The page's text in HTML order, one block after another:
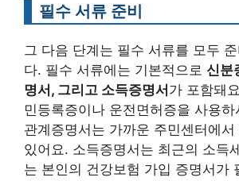
필수 서류 준비
그 다음 단계는 필수 서류를 모두
다. 필수 서류에는 기본적으로 신분
명서, 그리고 소득증명서 가 포함돼
민등록증이나 운전면허증을 사용
관계증명서는 가까운 주민센터에
있어요. 소득증명서는 최근의 소득
는 본인의 건강보험 가입 증명서가